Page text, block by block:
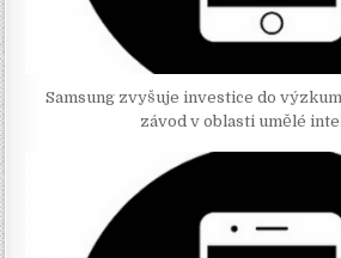
Samsung zvyšuje investice do
závod v oblasti umělé